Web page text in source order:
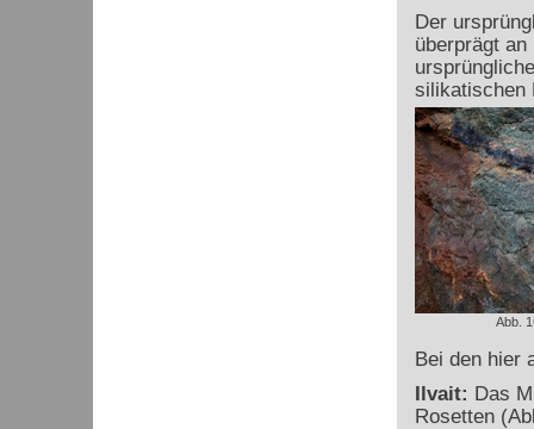
Der
überprägt
silikatischen
Abb.
Bei den hier
Ilvait: Das
Rosetten